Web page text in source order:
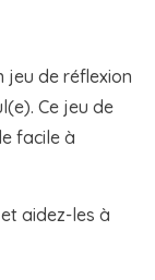
jeu de réflexion
Ce jeu de
facile à
aidez-les à